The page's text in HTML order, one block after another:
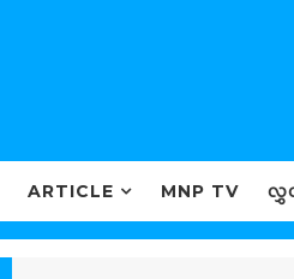
ARTICLE MNP TV လွှ